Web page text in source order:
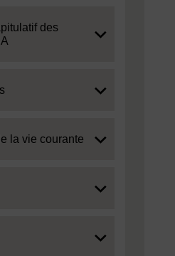
des
la vie courante